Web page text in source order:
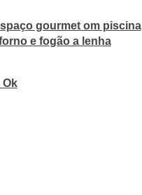
gourmet om piscina
e fogão a lenha
Ok